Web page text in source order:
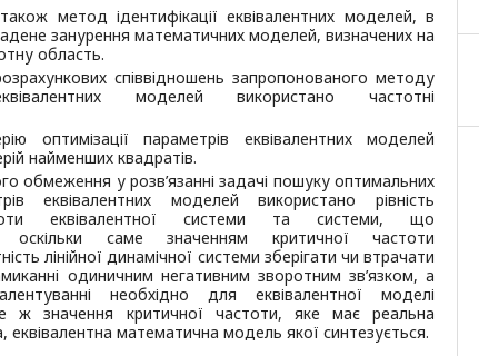
метод ідентифікації еквівалентних моделей, в
занурення математичних моделей, визначених на
область.
співвідношень запропонованого методу
моделей використано частотні
оптимізації параметрів еквівалентних моделей
найменших квадратів.
обмеження у розв’язанні задачі пошуку оптимальних
еквівалентних моделей використано рівність
еквівалентної системи та системи, що
оскільки саме значенням критичної частоти
лінійної динамічної системи зберігати чи втрачати
одиничним негативним зворотним зв’язком, а
необхідно для еквівалентної моделі
ж значення критичної частоти, яке має реальна
еквівалентна математична модель якої синтезується.